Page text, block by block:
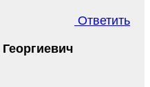
Ответить